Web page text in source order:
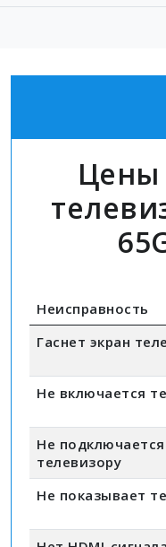
Цены
Неисправность
Гаснет экран
Не включается
Не подключается
телевизору
Не показывает